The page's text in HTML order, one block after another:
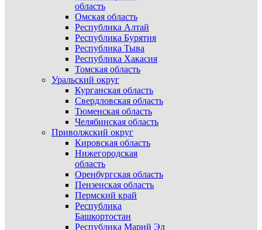
область
Омская область
Республика Алтай
Республика Бурятия
Республика Тыва
Республика Хакасия
Томская область
Уральский округ
Курганская область
Свердловская область
Тюменская область
Челябинская область
Приволжский округ
Кировская область
Нижегородская
область
Оренбургская область
Пензенская область
Пермский край
Республика
Башкортостан
Республика Марий Эл